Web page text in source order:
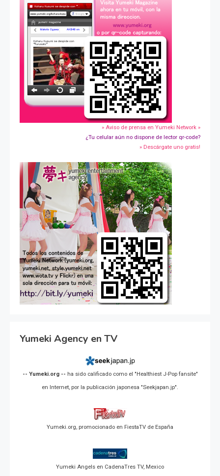
» Aviso de prensa en Yumeki Network »
¿Tu celular aún no dispone de lector qr-code?
» Descárgate uno gratis!
Yumeki Agency en TV
-- Yumeki.org -- ha sido calificado como el "Healthiest J-Pop fansite"
en Internet, por la publicación japonesa "Seekjapan.jp".
Yumeki.org, promocionado en FiestaTV de España
Yumeki Angels en CadenaTres TV, Mexico